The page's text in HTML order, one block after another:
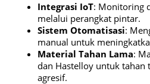
Integrasi IoT: Monitoring
melalui perangkat pintar.
Sistem Otomatisasi:
manual untuk
Material Tahan Lama:
dan Hastelloy untuk tahan
agresif.